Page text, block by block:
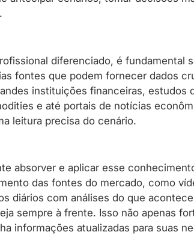
diferenciado, é fundamental
fontes que podem fornecer dados
instituições financeiras, estudos
e até portais de notícias
leitura precisa do cenário.
absorver e aplicar esse
das fontes do mercado, como
diários com análises do que
sempre à frente. Isso não apenas
informações atualizadas para suas